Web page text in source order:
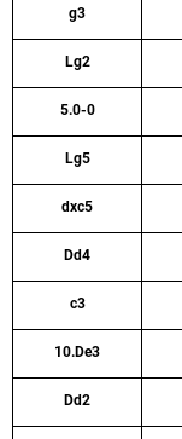
g3
Lg2
5.0-0
Lg5
dxc5
Dd4
c3
10.De3
Dd2